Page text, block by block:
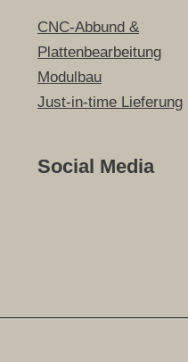
CNC-Abbund &
Plattenbearbeitung
Modulbau
Just-in-time Lieferung
Social Media